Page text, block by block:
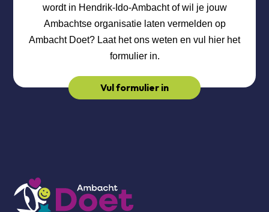
wordt in Hendrik-Ido-Ambacht of wil je jouw
Ambachtse organisatie laten vermelden op
Ambacht Doet? Laat het ons weten en vul hier het
formulier in.
Vul formulier in